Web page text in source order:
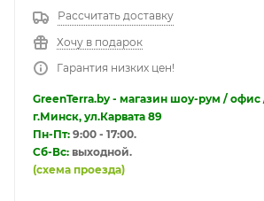
Рассчитать доставку
Хочу в подарок
Гарантия низких цен!
GreenTerra.by - магазин шоу-рум / офис
г.Минск, ул.Карвата 89
Пн-Пт: 9:00 - 17:00.
Сб-Вс: выходной.
(схема проезда)